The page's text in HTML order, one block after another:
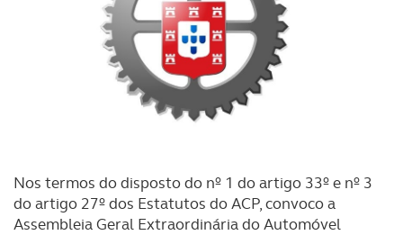
Nos termos do disposto do nº 1 do artigo 33º e nº 3
do artigo 27º dos Estatutos do ACP, convoco a
Assembleia Geral Extraordinária do Automóvel